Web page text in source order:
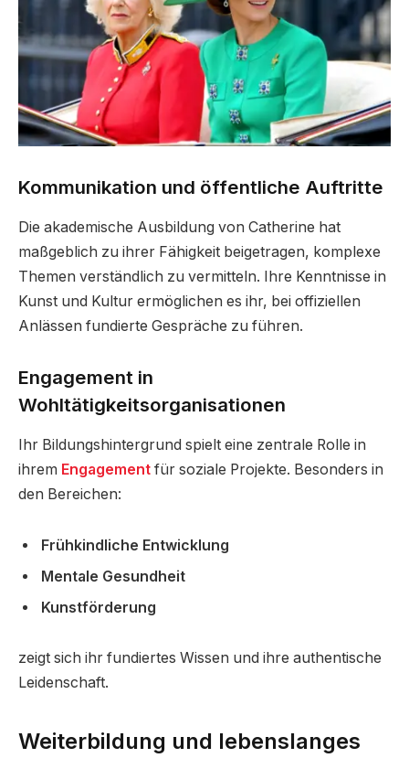
Kommunikation und öffentliche Auftritte
Die akademische Ausbildung von Catherine hat
maßgeblich zu ihrer Fähigkeit beigetragen, komplexe
Themen verständlich zu vermitteln. Ihre Kenntnisse in
Kunst und Kultur ermöglichen es ihr, bei offiziellen
Anlässen fundierte Gespräche zu führen.
Engagement in
Wohltätigkeitsorganisationen
Ihr Bildungshintergrund spielt eine zentrale Rolle in
ihrem Engagement für soziale Projekte. Besonders in
den Bereichen:
Frühkindliche Entwicklung
Mentale Gesundheit
Kunstförderung
zeigt sich ihr fundiertes Wissen und ihre authentische
Leidenschaft.
Weiterbildung und lebenslanges